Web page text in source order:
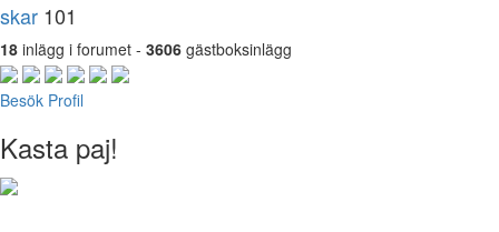
skar 101
18 inlägg i forumet - 3606 gästboksinlägg
Besök Profil
Kasta paj!